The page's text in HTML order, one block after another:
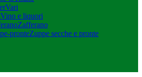
Vari
Vino e liquori
Zafferano
Zuppe secche e pronte